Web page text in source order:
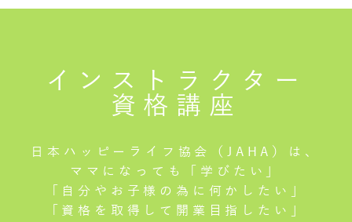
インストラクター
資格講座
日本ハッピーライフ協会（JAHA）は、
ママになっても「学びたい」
「自分やお子様の為に何かしたい」
「資格を取得して開業目指したい」